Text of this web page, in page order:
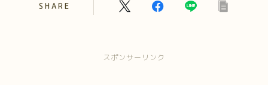
SHARE
スポンサーリンク